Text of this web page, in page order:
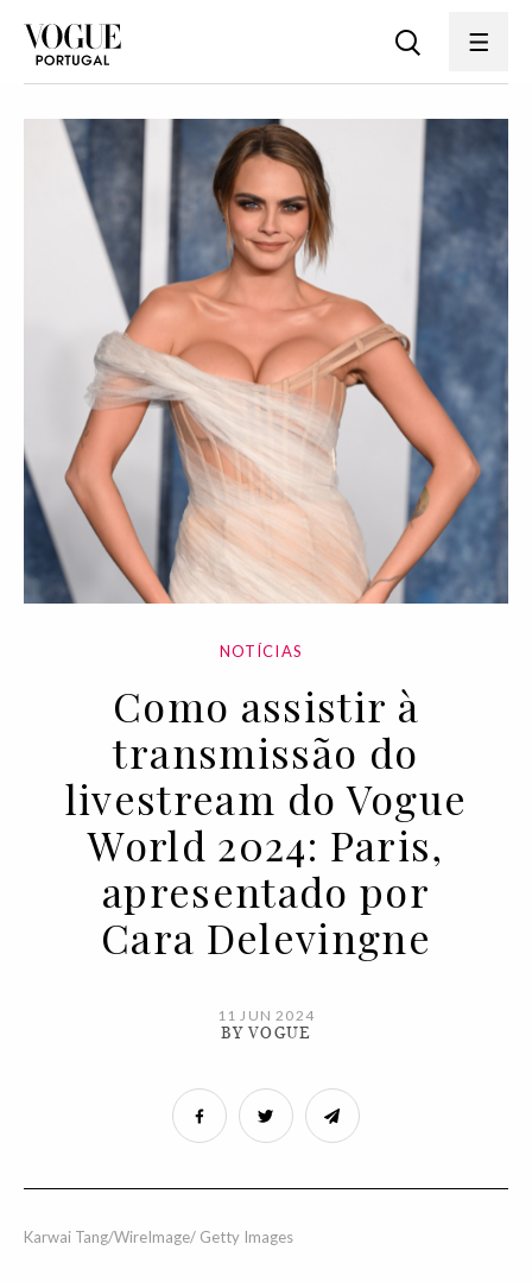
NOTÍCIAS
Como assistir à
transmissão do
livestream do Vogue
World 2024: Paris,
apresentado por
Cara Delevingne
11 JUN 2024
BY VOGUE
Karwai Tang/WireImage/ Getty Images